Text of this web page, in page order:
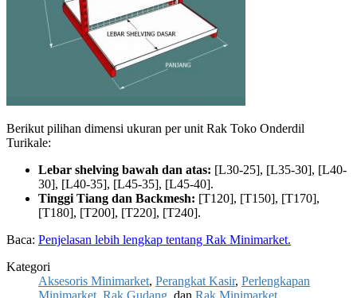
Berikut pilihan dimensi ukuran per unit Rak Toko Onderdil
Turikale:
Lebar shelving bawah dan atas: [L30-25], [L35-30], [L40-
30], [L40-35], [L45-35], [L45-40].
Tinggi Tiang dan Backmesh: [T120], [T150], [T170],
[T180], [T200], [T220], [T240].
Baca: Penjelasan lebih lengkap tentang Rak Minimarket.
Kategori
Aksesoris Minimarket, Perangkat Kasir, Perlengkapan
Minimarket Rak Gudang , dan Rak Minimarket